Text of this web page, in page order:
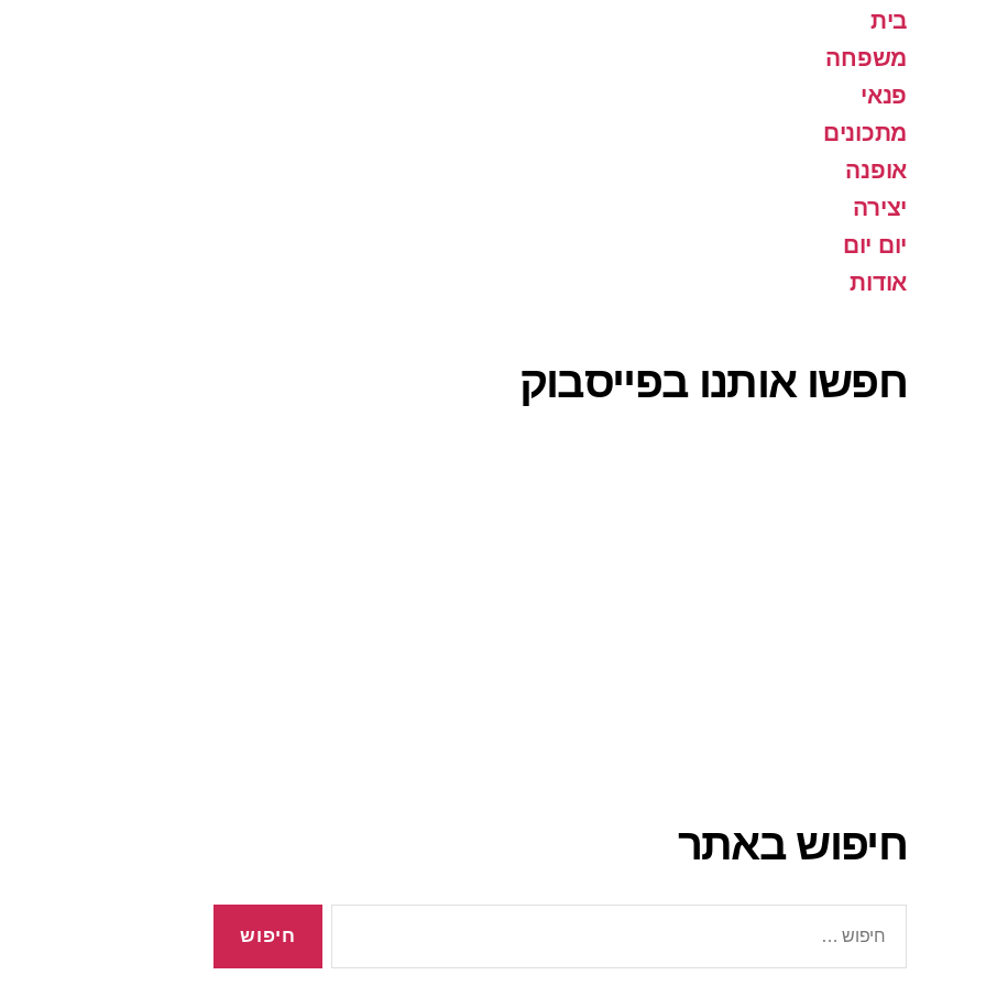
בית
משפחה
פנאי
מתכונים
אופנה
יצירה
יום יום
אודות
חפשו אותנו בפייסבוק
חיפוש באתר